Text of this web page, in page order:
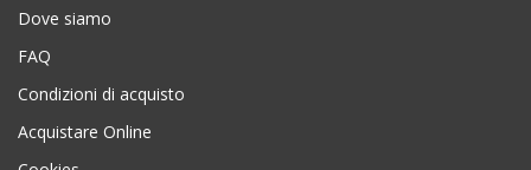
Dove siamo
FAQ
Condizioni di acquisto
Acquistare Online